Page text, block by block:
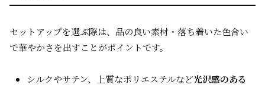
セットアップを選ぶ際は、品の良い素材・落ち着いた色合い
で華やかさを出すことがポイントです。
シルクやサテン、上質なポリエステルなど光沢感のある